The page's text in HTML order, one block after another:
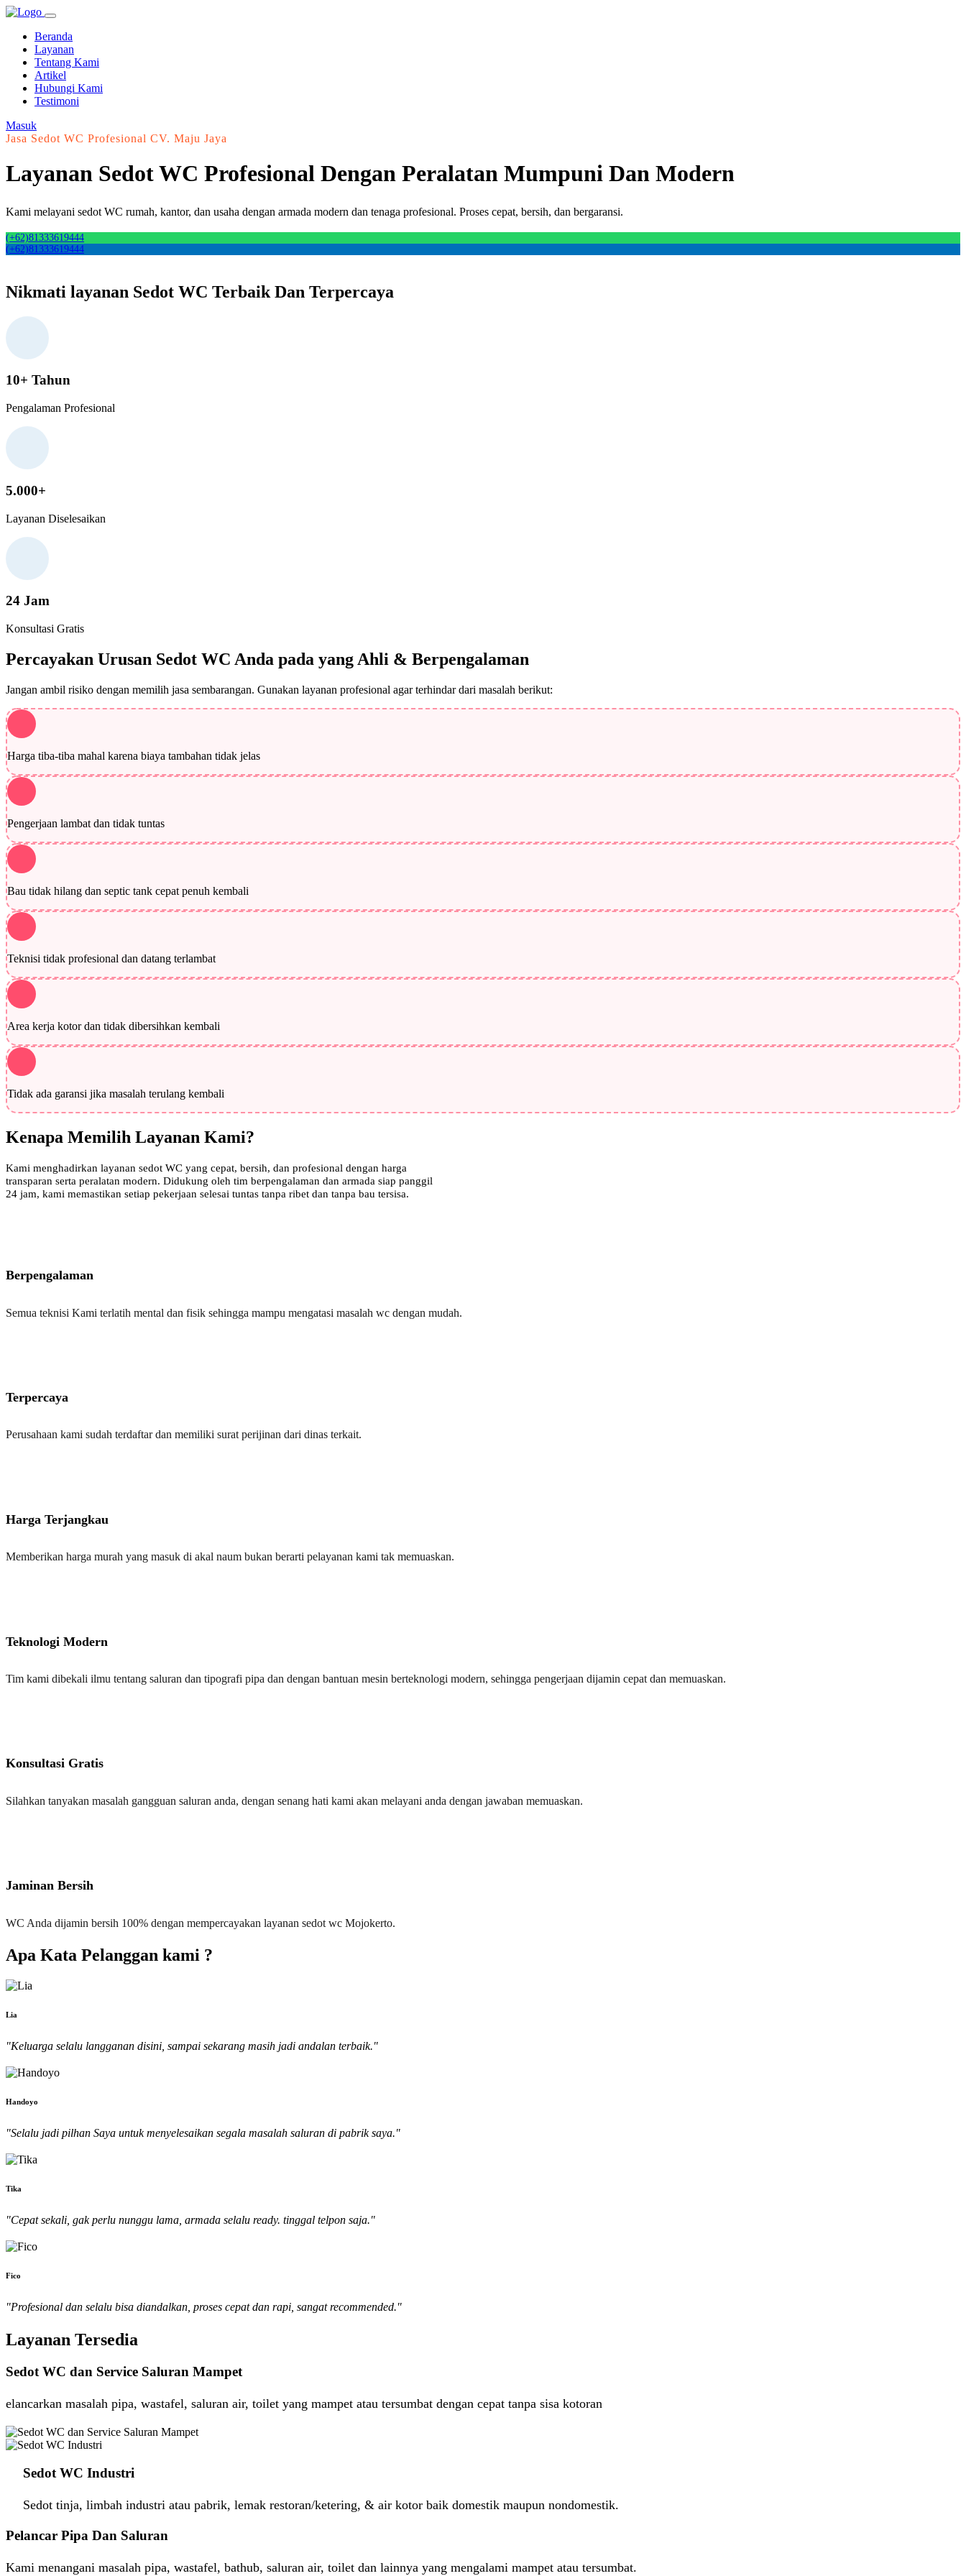
Beranda
Layanan
Tentang Kami
Artikel
Hubungi Kami
Testimoni
Masuk
Jasa Sedot WC Profesional CV. Maju Jaya
Layanan Sedot WC Profesional Dengan Peralatan Mumpuni Dan Modern
Kami melayani sedot WC rumah, kantor, dan usaha dengan armada modern dan tenaga profesional. Proses cepat, bersih, dan bergaransi.
(+62)81333619444
(+62)81333619444
Nikmati layanan Sedot WC Terbaik Dan Terpercaya
10+ Tahun
Pengalaman Profesional
5.000+
Layanan Diselesaikan
24 Jam
Konsultasi Gratis
Percayakan Urusan Sedot WC Anda pada yang Ahli & Berpengalaman
Jangan ambil risiko dengan memilih jasa sembarangan. Gunakan layanan profesional agar terhindar dari masalah berikut:
Harga tiba-tiba mahal karena biaya tambahan tidak jelas
Pengerjaan lambat dan tidak tuntas
Bau tidak hilang dan septic tank cepat penuh kembali
Teknisi tidak profesional dan datang terlambat
Area kerja kotor dan tidak dibersihkan kembali
Tidak ada garansi jika masalah terulang kembali
Kenapa Memilih Layanan Kami?
Kami menghadirkan layanan sedot WC yang cepat, bersih, dan profesional dengan harga
transparan serta peralatan modern. Didukung oleh tim berpengalaman dan armada siap panggil
24 jam, kami memastikan setiap pekerjaan selesai tuntas tanpa ribet dan tanpa bau tersisa.
Berpengalaman
Semua teknisi Kami terlatih mental dan fisik sehingga mampu mengatasi masalah wc dengan mudah.
Terpercaya
Perusahaan kami sudah terdaftar dan memiliki surat perijinan dari dinas terkait.
Harga Terjangkau
Memberikan harga murah yang masuk di akal naum bukan berarti pelayanan kami tak memuaskan.
Teknologi Modern
Tim kami dibekali ilmu tentang saluran dan tipografi pipa dan dengan bantuan mesin berteknologi modern, sehingga pengerjaan dijamin cepat dan memuaskan.
Konsultasi Gratis
Silahkan tanyakan masalah gangguan saluran anda, dengan senang hati kami akan melayani anda dengan jawaban memuaskan.
Jaminan Bersih
WC Anda dijamin bersih 100% dengan mempercayakan layanan sedot wc Mojokerto.
Apa Kata Pelanggan kami ?
Lia
"Keluarga selalu langganan disini, sampai sekarang masih jadi andalan terbaik."
Handoyo
"Selalu jadi pilhan Saya untuk menyelesaikan segala masalah saluran di pabrik saya."
Tika
"Cepat sekali, gak perlu nunggu lama, armada selalu ready. tinggal telpon saja."
Fico
"Profesional dan selalu bisa diandalkan, proses cepat dan rapi, sangat recommended."
Layanan Tersedia
Sedot WC dan Service Saluran Mampet
elancarkan masalah pipa, wastafel, saluran air, toilet yang mampet atau tersumbat dengan cepat tanpa sisa kotoran
Sedot WC Industri ​
Sedot tinja, limbah industri atau pabrik, lemak restoran/ketering, & air kotor baik domestik maupun nondomestik.
Pelancar Pipa Dan Saluran
Kami menangani masalah pipa, wastafel, bathub, saluran air, toilet dan lainnya yang mengalami mampet atau tersumbat.